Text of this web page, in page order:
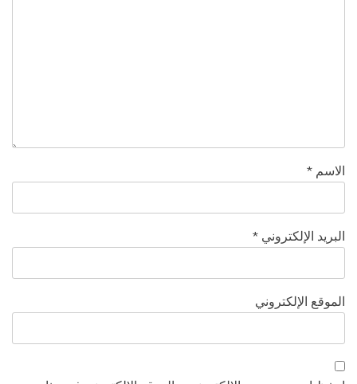
الاسم *
البريد الإلكتروني *
الموقع الإلكتروني